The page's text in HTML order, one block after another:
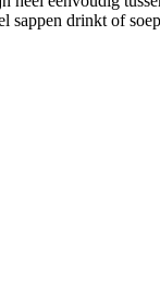
sappen drinkt of